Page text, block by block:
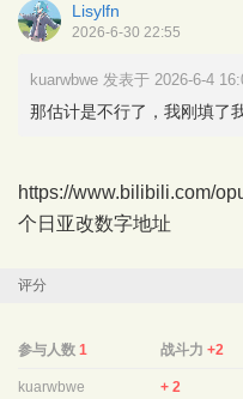
Lisylfn
2026-6-30 22:55
kuarwbwe 发表于 2026-6-4
那估计是不行了，我刚填了
https://www.bilibili.com/
个日亚改数字地址
评分
参与人数 1 战斗力+2
kuarwbwe + 2